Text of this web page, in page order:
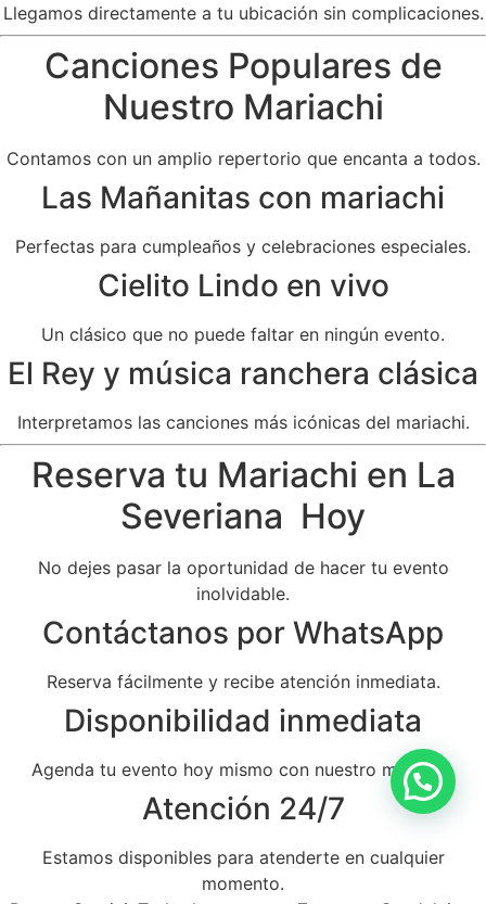
Llegamos directamente a tu ubicación sin complicaciones.
Canciones Populares de
Nuestro Mariachi
Contamos con un amplio repertorio que encanta a todos.
Las Mañanitas con mariachi
Perfectas para cumpleaños y celebraciones especiales.
Cielito Lindo en vivo
Un clásico que no puede faltar en ningún evento.
El Rey y música ranchera clásica
Interpretamos las canciones más icónicas del mariachi.
Reserva tu Mariachi en La
Severiana Hoy
No dejes pasar la oportunidad de hacer tu evento
inolvidable.
Contáctanos por WhatsApp
Reserva fácilmente y recibe atención inmediata.
Disponibilidad inmediata
Agenda tu evento hoy mismo con nuestro mariachi.
Atención 24/7
Estamos disponibles para atenderte en cualquier
momento.